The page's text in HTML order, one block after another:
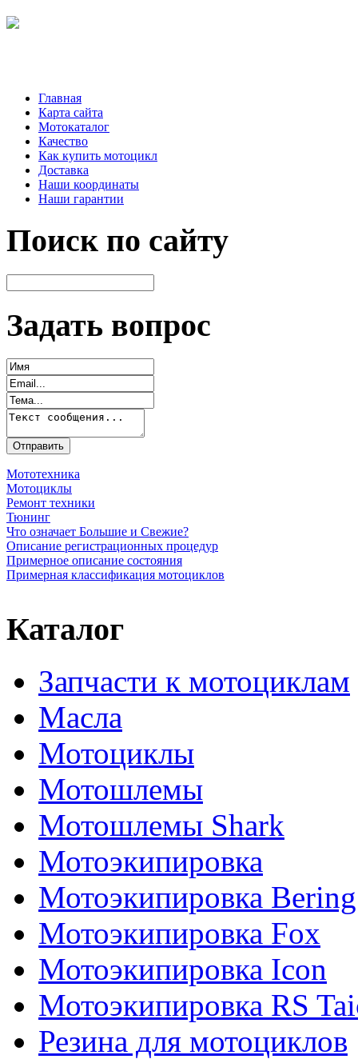
Главная
Карта сайта
Мотокаталог
Качество
Как купить мотоцикл
Доставка
Наши координаты
Наши гарантии
Поиск по сайту
Задать вопрос
Мототехника
Мотоциклы
Ремонт техники
Тюнинг
Что означает Большие и Свежие?
Описание регистрационных процедур
Примерное описание состояния
Примерная классификация мотоциклов
Каталог
Запчасти к мотоциклам
Масла
Мотоциклы
Мотошлемы
Мотошлемы Shark
Мотоэкипировка
Мотоэкипировка Bering
Мотоэкипировка Fox
Мотоэкипировка Icon
Мотоэкипировка RS
Резина для мотоциклов